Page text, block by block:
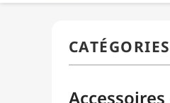
Compas
Découpe / Cutters / Lames